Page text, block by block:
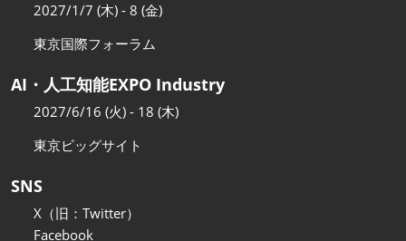
2027/1/7 (木) - 8 (金)
東京国際フォーラム
AI・人工知能EXPO Industry
2027/6/16 (火) - 18 (木)
東京ビッグサイト
SNS
X（旧：Twitter）
Facebook